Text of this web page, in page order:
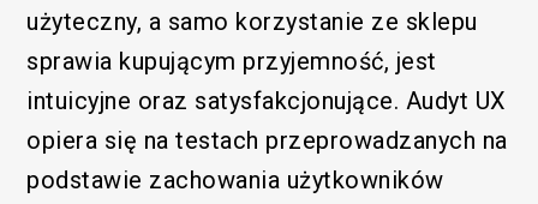
użyteczny, a samo korzystanie ze sklepu
sprawia kupującym przyjemność, jest
intuicyjne oraz satysfakcjonujące. Audyt UX
opiera się na testach przeprowadzanych na
podstawie zachowania użytkowników